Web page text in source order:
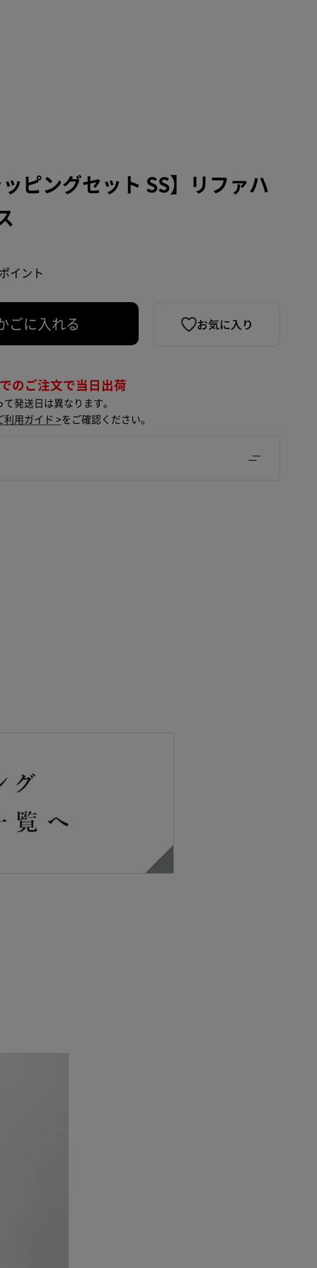
ピングセット SS】リファハ
イント
ごに入れる お気に入り
のご注文で当日出荷
発送日は異なります。
利用ガイド >をご確認ください。